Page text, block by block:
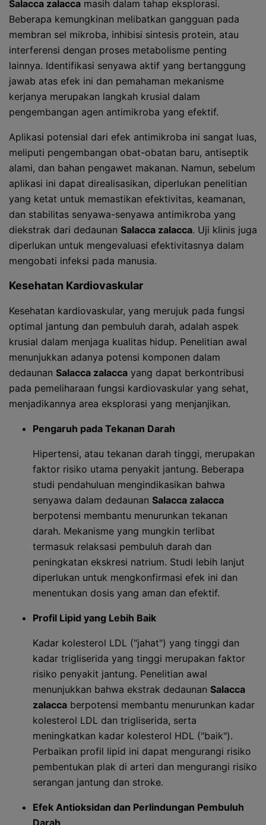
Salacca zalacca masih dalam tahap eksplorasi.
Beberapa kemungkinan melibatkan gangguan pada
membran sel mikroba, inhibisi sintesis protein, atau
interferensi dengan proses metabolisme penting
lainnya. Identifikasi senyawa aktif yang bertanggung
jawab atas efek ini dan pemahaman mekanisme
kerjanya merupakan langkah krusial dalam
pengembangan agen antimikroba yang efektif.
Aplikasi potensial dari efek antimikroba ini sangat luas,
meliputi pengembangan obat-obatan baru, antiseptik
alami, dan bahan pengawet makanan. Namun, sebelum
aplikasi ini dapat direalisasikan, diperlukan penelitian
yang ketat untuk memastikan efektivitas, keamanan,
dan stabilitas senyawa-senyawa antimikroba yang
diekstrak dari dedaunan Salacca zalacca. Uji klinis juga
diperlukan untuk mengevaluasi efektivitasnya dalam
mengobati infeksi pada manusia.
Kesehatan Kardiovaskular
Kesehatan kardiovaskular, yang merujuk pada fungsi
optimal jantung dan pembuluh darah, adalah aspek
krusial dalam menjaga kualitas hidup. Penelitian awal
menunjukkan adanya potensi komponen dalam
dedaunan Salacca zalacca yang dapat berkontribusi
pada pemeliharaan fungsi kardiovaskular yang sehat,
menjadikannya area eksplorasi yang menjanjikan.
Pengaruh pada Tekanan Darah
Hipertensi, atau tekanan darah tinggi, merupakan
faktor risiko utama penyakit jantung. Beberapa
studi pendahuluan mengindikasikan bahwa
senyawa dalam dedaunan Salacca zalacca
berpotensi membantu menurunkan tekanan
darah. Mekanisme yang mungkin terlibat
termasuk relaksasi pembuluh darah dan
peningkatan ekskresi natrium. Studi lebih lanjut
diperlukan untuk mengkonfirmasi efek ini dan
menentukan dosis yang aman dan efektif.
Profil Lipid yang Lebih Baik
Kadar kolesterol LDL ("jahat") yang tinggi dan
kadar trigliserida yang tinggi merupakan faktor
risiko penyakit jantung. Penelitian awal
menunjukkan bahwa ekstrak dedaunan Salacca
zalacca berpotensi membantu menurunkan kadar
kolesterol LDL dan trigliserida, serta
meningkatkan kadar kolesterol HDL ("baik").
Perbaikan profil lipid ini dapat mengurangi risiko
pembentukan plak di arteri dan mengurangi risiko
serangan jantung dan stroke.
Efek Antioksidan dan Perlindungan Pembuluh
Darah